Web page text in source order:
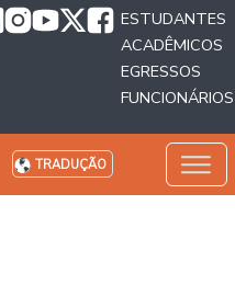
ESTUDANTES
ACADÊMICOS
EGRESSOS
FUNCIONÁRIOS
TRADUÇÃO